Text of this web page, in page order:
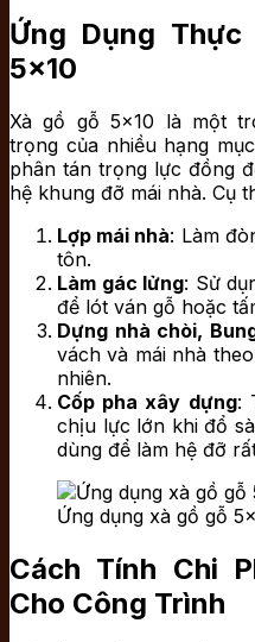
Ứng Dụng
5×10
Xà gồ gỗ 5×10 là một
trọng của nhiều hạng
phân tán trọng lực đồng
hệ khung đỡ mái nhà. Cụ
Lợp mái nhà: Làm
tôn.
Làm gác lửng: Sử
để lót ván gỗ hoặc
Dựng nhà chòi,
vách và mái nhà
nhiên.
Cốp pha xây dựng:
chịu lực lớn khi đổ
dùng để làm hệ đỡ
Ứng dụng xà gồ gỗ
Cách Tính Chi
Cho Công Trình